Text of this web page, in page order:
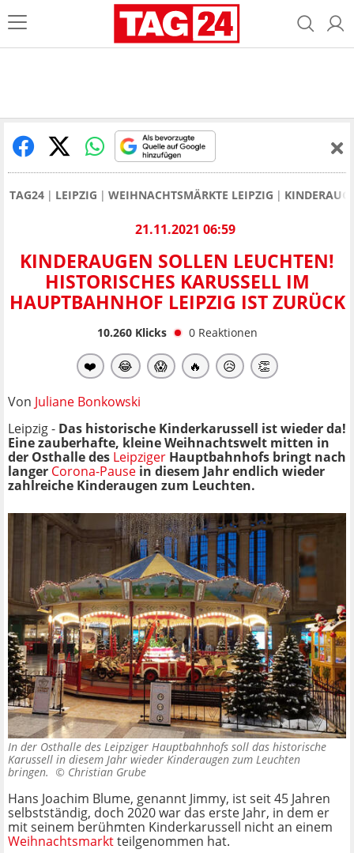
TAG24 LEIPZIG WEIHNACHTSMÄRKTE LEIPZIG
21.11.2021 06:59
KINDERAUGEN SOLLEN LEUCHTEN!
HISTORISCHES KARUSSELL IM
HAUPTBAHNHOF LEIPZIG IST ZURÜCK
10.260Klicks 0 Reaktionen
❤️ 😂 😱 🔥 😥 👏
Von Juliane Bonkowski
Leipzig - Das historische Kinderkarussell ist wieder da!
Eine zauberhafte, kleine Weihnachtswelt mitten in
der Osthalle des Leipziger Hauptbahnhofs bringt nach
langer Corona-Pause in diesem Jahr endlich wieder
zahlreiche Kinderaugen zum Leuchten.
In der Osthalle des Leipziger Hauptbahnhofs soll das historische
Karussell in diesem Jahr wieder Kinderaugen zum Leuchten
bringen. © Christian Grube
Hans Joachim Blume, genannt Jimmy, ist seit 45 Jahren
selbstständig, doch 2020 war das erste Jahr, in dem er
mit seinem berühmten Kinderkarussell nicht an einem
Weihnachtsmarktteilgenommen hat.